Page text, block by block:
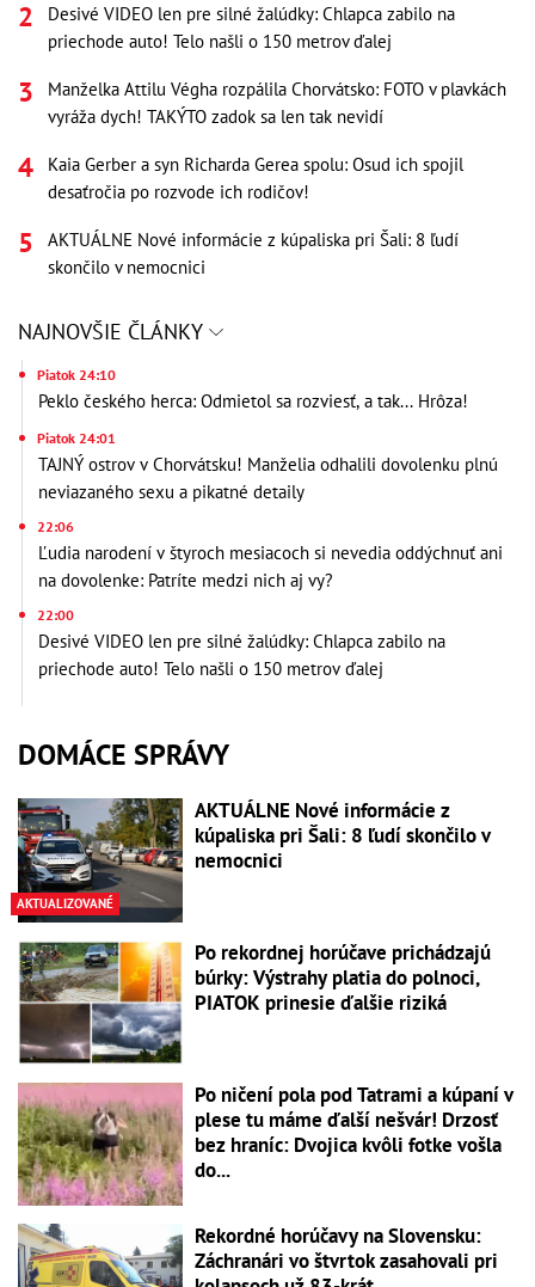
Desivé VIDEO len pre silné žalúdky: Chlapca zabilo na
priechode auto! Telo našli o 150 metrov ďalej
Manželka Attilu Végha rozpálila Chorvátsko: FOTO v plavkách
vyráža dych! TAKÝTO zadok sa len tak nevidí
Kaia Gerber a syn Richarda Gerea spolu: Osud ich spojil
desaťročia po rozvode ich rodičov!
AKTUÁLNE Nové informácie z kúpaliska pri Šali: 8 ľudí
skončilo v nemocnici
NAJNOVŠIE ČLÁNKY
Piatok 24:10
Peklo českého herca: Odmietol sa rozviesť, a tak... Hrôza!
Piatok 24:01
TAJNÝ ostrov v Chorvátsku! Manželia odhalili dovolenku plnú
neviazaného sexu a pikatné detaily
22:06
Ľudia narodení v štyroch mesiacoch si nevedia oddýchnuť ani
na dovolenke: Patríte medzi nich aj vy?
22:00
Desivé VIDEO len pre silné žalúdky: Chlapca zabilo na
priechode auto! Telo našli o 150 metrov ďalej
DOMÁCE SPRÁVY
AKTUALIZOVANÉ
AKTUÁLNE Nové informácie z
kúpaliska pri Šali: 8 ľudí skončilo v
nemocnici
Po rekordnej horúčave prichádzajú
búrky: Výstrahy platia do polnoci,
PIATOK prinesie ďalšie riziká
Po ničení pola pod Tatrami a kúpaní v
plese tu máme ďalší nešvár! Drzosť
bez hraníc: Dvojica kvôli fotke vošla
do...
Rekordné horúčavy na Slovensku:
Záchranári vo štvrtok zasahovali pri